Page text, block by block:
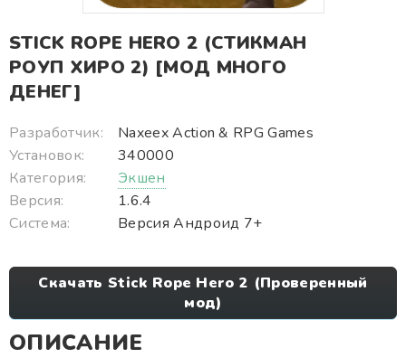
STICK ROPE HERO 2 (СТИКМАН
РОУП ХИРО 2) [МОД МНОГО
ДЕНЕГ]
Разработчик:
Naxeex Action & RPG Games
Установок:
340000
Категория:
Экшен
Версия:
1.6.4
Система:
Версия Андроид 7+
Скачать Stick Rope Hero 2 (Проверенный
мод)
ОПИСАНИЕ